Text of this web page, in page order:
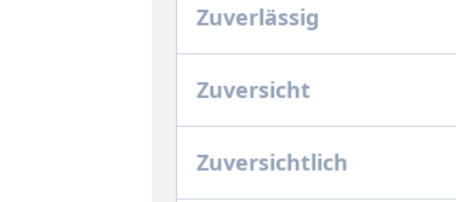
Zuverlässig
Zuversicht
Zuversichtlich